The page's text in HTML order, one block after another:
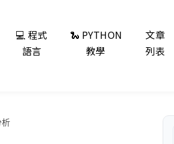
💻 程式
語言
🐍 PYTHON
教學
文章
列表